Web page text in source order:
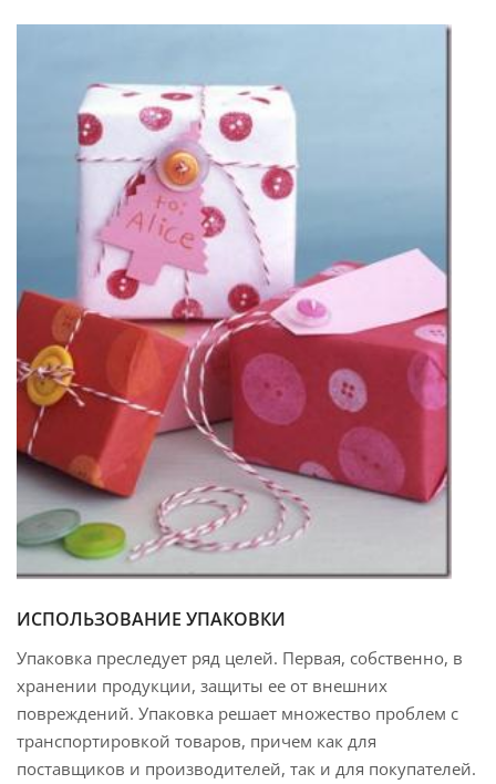
ИСПОЛЬЗОВАНИЕ УПАКОВКИ
Упаковка преследует ряд целей. Первая, собственно, в
хранении продукции, защиты ее от внешних
повреждений. Упаковка решает множество проблем с
транспортировкой товаров, причем как для
поставщиков и производителей, так и для покупателей.